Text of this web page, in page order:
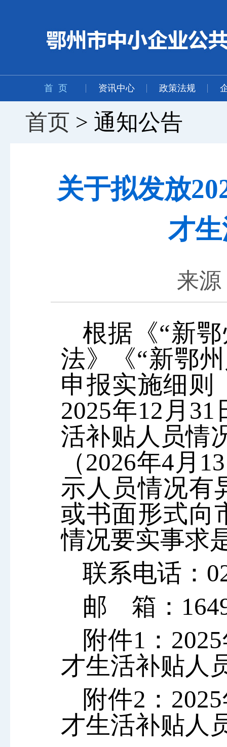
首 页 资讯中心 政策法规
首页 > 通知公告
关于拟发放
才
来
根据《“新
法》
《“新鄂
申报实施细则
2025年12月
活补贴人员情
（2026年4月 13
示人员情况有
或书面形式向
情况要实事求
联系电话：
邮
箱：
附件1：
才生活补贴人
附件2 ：
才生活补贴人